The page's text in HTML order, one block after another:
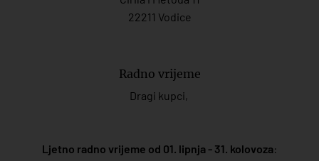
22211 Vodice
Radno vrijeme
Dragi kupci,
Ljetno radno vrijeme od 01. lipnja - 31. kolovoza: